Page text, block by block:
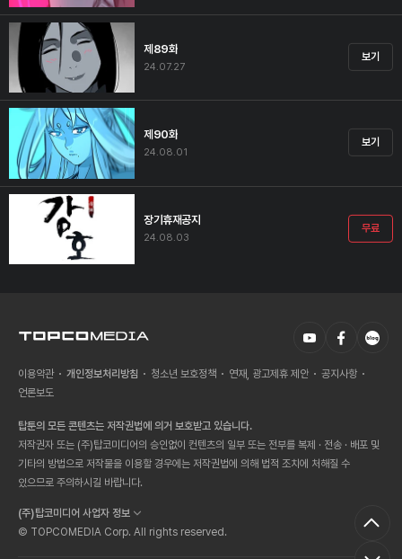
제89화
24.07.27
보기
제90화
24.08.01
보기
장기휴재공지
24.08.03
무료
이용약관 개인정보처리방침 청소년 보호정책 연재, 광고제휴 제안
공지사항
언론보도
탑툰의 모든 콘텐츠는 저작권법에 의거 보호받고 있습니다.
저작권자 또는 (주)탑코미디어의 승인없이 컨텐츠의 일부 또는 전부를 복제 · 전송 · 배포 및
기타의 방법으로 저작물을 이용할 경우에는 저작권법에 의해 법적 조치에 처해질 수
있으므로 주의하시길 바랍니다.
(주)탑코미디어 사업자 정보
© TOPCOMEDIA Corp. All rights reserved.